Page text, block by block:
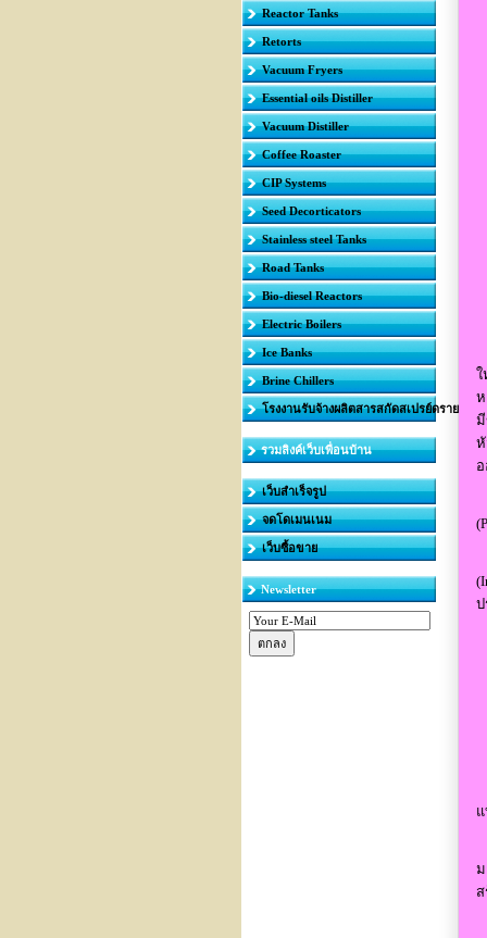
Reactor Tanks
Retorts
Vacuum Fryers
Essential oils Distiller
Vacuum Distiller
Coffee Roaster
CIP Systems
Seed Decorticators
Stainless steel Tanks
Road Tanks
Bio-diesel Reactors
Electric Boilers
Ice Banks
Brine Chillers
โรงงานรับจ้างผลิตสารสกัดสเปรย์ดราย
รวมลิงค์เว็บเพื่อนบ้าน
เว็บสำเร็จรูป
จดโดเมนเนม
เว็บซื้อขาย
Newsletter
ใ
มี
หั
ป
ม
ส